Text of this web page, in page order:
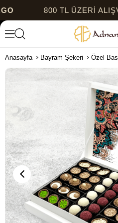
800 TL ÜZERİ
Anasayfa Bayram Şekeri Özel